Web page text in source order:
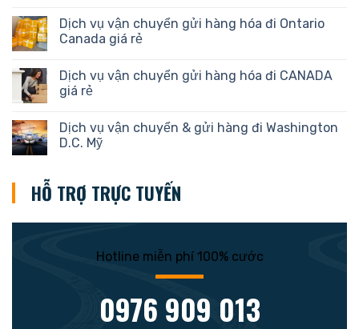
Dịch vụ vận chuyển gửi hàng hóa đi Ontario
Canada giá rẻ
Dịch vụ vận chuyển gửi hàng hóa đi CANADA
giá rẻ
Dịch vụ vận chuyển & gửi hàng đi Washington
D.C. Mỹ
HỖ TRỢ TRỰC TUYẾN
Hotline miễn phí 100% cước
0976 909 013